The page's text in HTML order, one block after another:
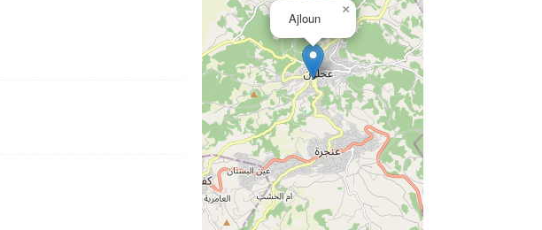
Ajloun
×